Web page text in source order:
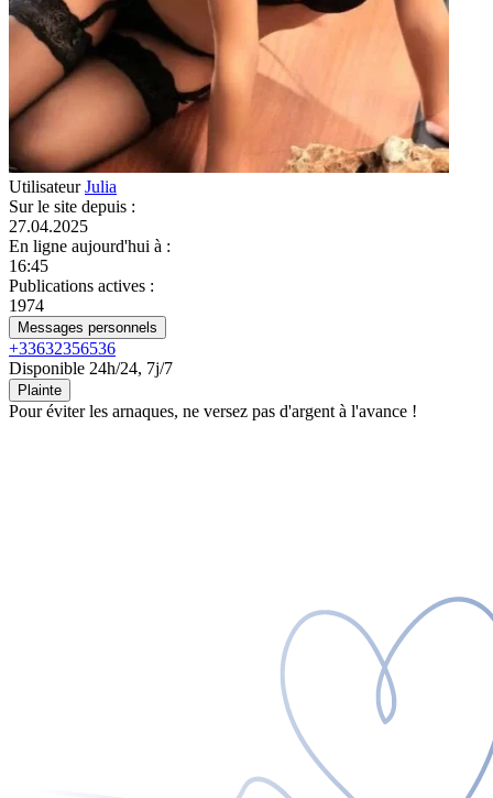
UtilisateurJulia
Sur le site depuis :
27.04.2025
En ligne aujourd'hui à :
16:45
Publications actives :
1974
Messages personnels
+33632356536
Disponible 24h/24, 7j/7
Plainte
Pour éviter les arnaques, ne versez pas d'argent à l'avance !